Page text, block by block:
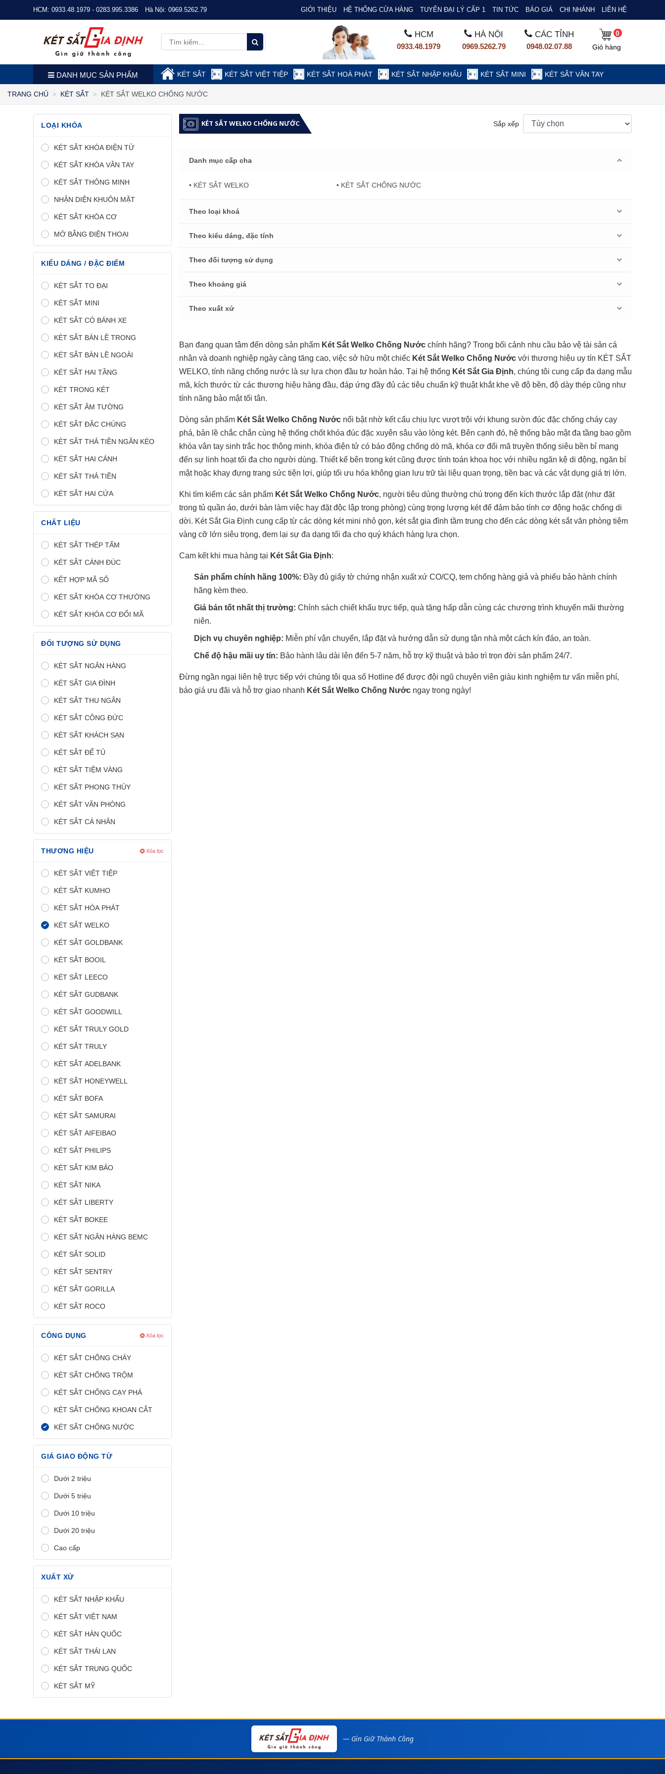
HCM: 0933.48.1979 - 0283.995.3386 Hà Nội: 0969.5262.79 GIỚI THIỆU HỆ THỐNG CỬA HÀNG TUYỂN ĐẠI LÝ CẤP 1 TIN TỨC BÁO GIÁ CHI NHÁNH LIÊN HỆ
HCM
0933.48.1979
HÀ NỘI
0969.5262.79
CÁC TỈNH
0948.02.07.88
0
Giỏ hàng
DANH MỤC SẢN PHẨM KÉT SẮT KÉT SẮT VIỆT TIỆP KÉT SẮT HOÀ PHÁT KÉT SẮT NHẬP KHẨU KÉT SẮT MINI KÉT SẮT VÂN TAY
TRANG CHỦ KÉT SẮT KÉT SẮT WELKO CHỐNG NƯỚC
LOẠI KHÓA
KÉT SẮT KHÓA ĐIỆN TỬ
KÉT SẮT KHÓA VÂN TAY
KÉT SẮT THÔNG MINH
NHẬN DIỆN KHUÔN MẶT
KÉT SẮT KHÓA CƠ
MỞ BẰNG ĐIỆN THOẠI
KIỂU DÁNG / ĐẶC ĐIỂM
KÉT SẮT TO ĐẠI
KÉT SẮT MINI
KÉT SẮT CÓ BÁNH XE
KÉT SẮT BÀN LỀ TRONG
KÉT SẮT BÀN LỀ NGOÀI
KÉT SẮT HAI TẦNG
KÉT TRONG KÉT
KÉT SẮT ÂM TƯỜNG
KÉT SẮT ĐẶC CHỦNG
KÉT SẮT THẢ TIỀN NGĂN KÉO
KÉT SẮT HAI CÁNH
KÉT SẮT THẢ TIỀN
KÉT SẮT HAI CỬA
CHẤT LIỆU
KÉT SẮT THÉP TẤM
KÉT SẮT CÁNH ĐÚC
KẾT HỢP MÃ SỐ
KÉT SẮT KHÓA CƠ THƯỜNG
KÉT SẮT KHÓA CƠ ĐỔI MÃ
ĐỐI TƯỢNG SỬ DỤNG
KÉT SẮT NGÂN HÀNG
KÉT SẮT GIA ĐÌNH
KÉT SẮT THU NGÂN
KÉT SẮT CÔNG ĐỨC
KÉT SẮT KHÁCH SẠN
KÉT SẮT ĐỂ TỦ
KÉT SẮT TIỆM VÀNG
KÉT SẮT PHONG THỦY
KÉT SẮT VĂN PHÒNG
KÉT SẮT CÁ NHÂN
THƯƠNG HIỆU Xóa lọc
KÉT SẮT VIỆT TIỆP
KÉT SẮT KUMHO
KÉT SẮT HÒA PHÁT
KÉT SẮT WELKO
KÉT SẮT GOLDBANK
KÉT SẮT BOOIL
KÉT SẮT LEECO
KÉT SẮT GUDBANK
KÉT SẮT GOODWILL
KÉT SẮT TRULY GOLD
KÉT SẮT TRULY
KÉT SẮT ADELBANK
KÉT SẮT HONEYWELL
KÉT SẮT BOFA
KÉT SẮT SAMURAI
KÉT SẮT AIFEIBAO
KÉT SẮT PHILIPS
KÉT SẮT KIM BẢO
KÉT SẮT NIKA
KÉT SẮT LIBERTY
KÉT SẮT BOKEE
KÉT SẮT NGÂN HÀNG BEMC
KÉT SẮT SOLID
KÉT SẮT SENTRY
KÉT SẮT GORILLA
KÉT SẮT ROCO
CÔNG DỤNG Xóa lọc
KÉT SẮT CHỐNG CHÁY
KÉT SẮT CHỐNG TRỘM
KÉT SẮT CHỐNG CẠY PHÁ
KÉT SẮT CHỐNG KHOAN CẮT
KÉT SẮT CHỐNG NƯỚC
GIÁ GIAO ĐỘNG TỪ
Dưới 2 triệu
Dưới 5 triệu
Dưới 10 triệu
Dưới 20 triệu
Cao cấp
XUẤT XỨ
KÉT SẮT NHẬP KHẨU
KÉT SẮT VIỆT NAM
KÉT SẮT HÀN QUỐC
KÉT SẮT THÁI LAN
KÉT SẮT TRUNG QUỐC
KÉT SẮT MỸ
KÉT SẮT WELKO CHỐNG NƯỚC Sắp xếp
Danh mục cấp cha
• KÉT SẮT WELKO • KÉT SẮT CHỐNG NƯỚC
Theo loại khoá
Theo kiểu dáng, đặc tính
Theo đối tượng sử dụng
Theo khoảng giá
Theo xuất xứ
Bạn đang quan tâm đến dòng sản phẩm Két Sắt Welko Chống Nước chính hãng? Trong bối cảnh nhu cầu bảo vệ tài sản cá
nhân và doanh nghiệp ngày càng tăng cao, việc sở hữu một chiếc Két Sắt Welko Chống Nước với thương hiệu uy tín KÉT SẮT
WELKO, tính năng chống nước là sự lựa chọn đầu tư hoàn hảo. Tại hệ thống Két Sắt Gia Định, chúng tôi cung cấp đa dạng mẫu
mã, kích thước từ các thương hiệu hàng đầu, đáp ứng đầy đủ các tiêu chuẩn kỹ thuật khắt khe về độ bền, độ dày thép cũng như
tính năng bảo mật tối tân.
Dòng sản phẩm Két Sắt Welko Chống Nước nổi bật nhờ kết cấu chịu lực vượt trội với khung sườn đúc đặc chống cháy cạy
phá, bản lề chắc chắn cùng hệ thống chốt khóa đúc đặc xuyên sâu vào lòng két. Bên cạnh đó, hệ thống bảo mật đa tầng bao gồm
khóa vân tay sinh trắc học thông minh, khóa điện tử có báo động chống dò mã, khóa cơ đổi mã truyền thống siêu bền bỉ mang
đến sự linh hoạt tối đa cho người dùng. Thiết kế bên trong két cũng được tính toán khoa học với nhiều ngăn kệ di động, ngăn bí
mật hoặc khay đựng trang sức tiện lợi, giúp tối ưu hóa không gian lưu trữ tài liệu quan trọng, tiền bạc và các vật dụng giá trị lớn.
Khi tìm kiếm các sản phẩm Két Sắt Welko Chống Nước, người tiêu dùng thường chú trọng đến kích thước lắp đặt (như đặt
trong tủ quần áo, dưới bàn làm việc hay đặt độc lập trong phòng) cùng trọng lượng két để đảm bảo tính cơ động hoặc chống di
dời. Két Sắt Gia Định cung cấp từ các dòng két mini nhỏ gọn, két sắt gia đình tầm trung cho đến các dòng két sắt văn phòng tiệm
vàng cỡ lớn siêu trọng, đem lại sự đa dạng tối đa cho quý khách hàng lựa chọn.
Cam kết khi mua hàng tại Két Sắt Gia Định:
Sản phẩm chính hãng 100%: Đầy đủ giấy tờ chứng nhận xuất xứ CO/CQ, tem chống hàng giả và phiếu bảo hành chính
hãng kèm theo.
Giá bán tốt nhất thị trường: Chính sách chiết khấu trực tiếp, quà tặng hấp dẫn cùng các chương trình khuyến mãi thường
niên.
Dịch vụ chuyên nghiệp: Miễn phí vận chuyển, lắp đặt và hướng dẫn sử dụng tận nhà một cách kín đáo, an toàn.
Chế độ hậu mãi uy tín: Bảo hành lâu dài lên đến 5-7 năm, hỗ trợ kỹ thuật và bảo trì trọn đời sản phẩm 24/7.
Đừng ngần ngại liên hệ trực tiếp với chúng tôi qua số Hotline để được đội ngũ chuyên viên giàu kinh nghiệm tư vấn miễn phí,
báo giá ưu đãi và hỗ trợ giao nhanh Két Sắt Welko Chống Nước ngay trong ngày!
— Gìn Giữ Thành Công